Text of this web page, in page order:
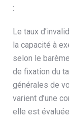
:
Le taux
la capacité à
selon le
de fixation du
générales de
varient d’une
elle est